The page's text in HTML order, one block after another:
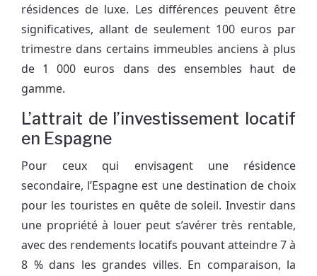
résidences de luxe. Les différences peuvent être
significatives, allant de seulement 100 euros par
trimestre dans certains immeubles anciens à plus
de 1 000 euros dans des ensembles haut de
gamme.
L’attrait de l’investissement locatif
en Espagne
Pour ceux qui envisagent une résidence
secondaire, l’Espagne est une destination de choix
pour les touristes en quête de soleil. Investir dans
une propriété à louer peut s’avérer très rentable,
avec des rendements locatifs pouvant atteindre 7 à
8 % dans les grandes villes. En comparaison, la